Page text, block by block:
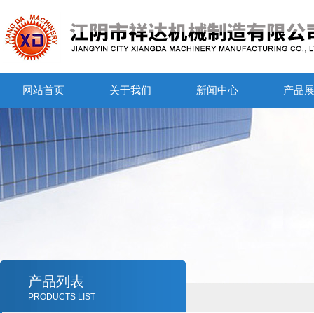
网站首页 关于我们 新闻中心 产品
产品列表
PRODUCTS LIST